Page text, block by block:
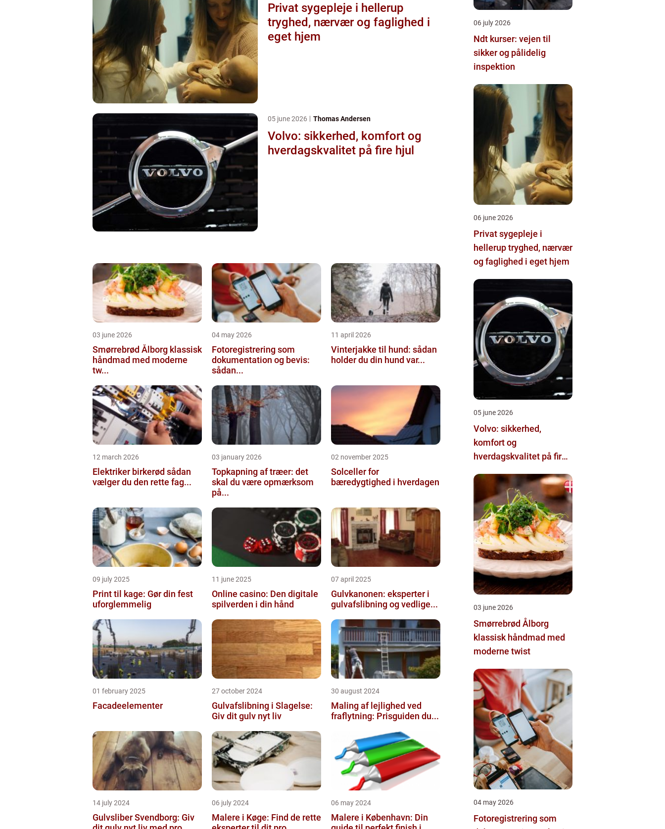
Privat sygepleje i hellerup
tryghed, nærvær og faglighed i
eget hjem
05 june 2026 Thomas Andersen
Volvo: sikkerhed, komfort og
hverdagskvalitet på fire hjul
03 june 2026
Smørrebrød Ålborg klassisk
håndmad med moderne
tw...
04 may 2026
Fotoregistrering som
dokumentation og bevis:
sådan...
11 april 2026
Vinterjakke til hund: sådan
holder du din hund var...
12 march 2026
Elektriker birkerød sådan
vælger du den rette fag...
03 january 2026
Topkapning af træer: det
skal du være opmærksom
på...
02 november 2025
Solceller for
bæredygtighed i hverdagen
09 july 2025
Print til kage: Gør din fest
uforglemmelig
11 june 2025
Online casino: Den digitale
spilverden i din hånd
07 april 2025
Gulvkanonen: eksperter i
gulvafslibning og vedlige...
01 february 2025
Facadeelementer
27 october 2024
Gulvafslibning i Slagelse:
Giv dit gulv nyt liv
30 august 2024
Maling af lejlighed ved
fraflytning: Prisguiden du...
14 july 2024
Gulvsliber Svendborg: Giv
06 july 2024
Malere i Køge: Find de rette
06 may 2024
Malere i København: Din
06 july 2026
Ndt kurser: vejen til
sikker og pålidelig
inspektion
06 june 2026
Privat sygepleje i
hellerup tryghed, nærvær
og faglighed i eget hjem
05 june 2026
Volvo: sikkerhed,
komfort og
hverdagskvalitet på fire
03 june 2026
Smørrebrød Ålborg
klassisk håndmad med
moderne twist
04 may 2026
Fotoregistrering som